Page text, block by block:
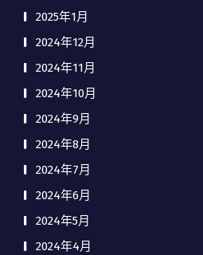
2025年1月
2024年12月
2024年11月
2024年10月
2024年9月
2024年8月
2024年7月
2024年6月
2024年5月
2024年4月